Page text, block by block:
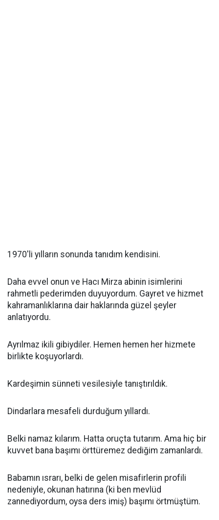
1970'li yılların sonunda tanıdım kendisini.
Daha evvel onun ve Hacı Mirza abinin isimlerini
rahmetli pederimden duyuyordum. Gayret ve hizmet
kahramanlıklarına dair haklarında güzel şeyler
anlatıyordu.
Ayrılmaz ikili gibiydiler. Hemen hemen her hizmete
birlikte koşuyorlardı.
Kardeşimin sünneti vesilesiyle tanıştırıldık.
Dindarlara mesafeli durduğum yıllardı.
Belki namaz kılarım. Hatta oruçta tutarım. Ama hiç bir
kuvvet bana başımı örttüremez dediğim zamanlardı.
Babamın ısrarı, belki de gelen misafirlerin profili
nedeniyle, okunan hatırına (ki ben mevlüd
zannediyordum, oysa ders imiş) başımı örtmüştüm.